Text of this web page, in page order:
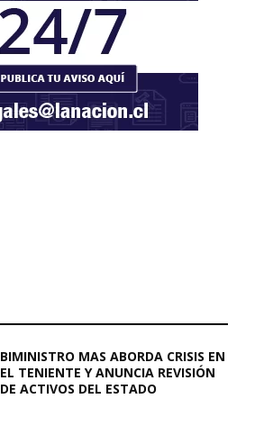
BIMINISTRO MAS ABORDA CRISIS EN
EL TENIENTE Y ANUNCIA REVISIÓN
DE ACTIVOS DEL ESTADO